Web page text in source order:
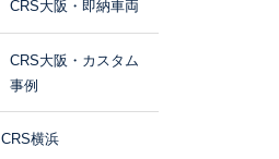
CRS大阪・即納車両
CRS大阪・カスタム
事例
CRS横浜